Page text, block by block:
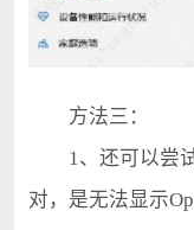
方法三：
1、还可以尝试
对，是无法显示